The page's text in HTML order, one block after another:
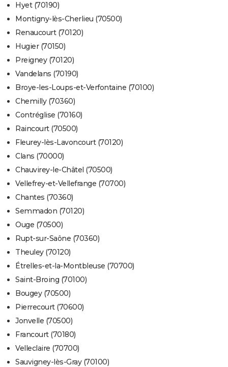
Hyet (70190)
Montigny-lès-Cherlieu (70500)
Renaucourt (70120)
Hugier (70150)
Preigney (70120)
Vandelans (70190)
Broye-les-Loups-et-Verfontaine (70100)
Chemilly (70360)
Contréglise (70160)
Raincourt (70500)
Fleurey-lès-Lavoncourt (70120)
Clans (70000)
Chauvirey-le-Châtel (70500)
Vellefrey-et-Vellefrange (70700)
Chantes (70360)
Semmadon (70120)
Ouge (70500)
Rupt-sur-Saône (70360)
Theuley (70120)
Étrelles-et-la-Montbleuse (70700)
Saint-Broing (70100)
Bougey (70500)
Pierrecourt (70600)
Jonvelle (70500)
Francourt (70180)
Velleclaire (70700)
Sauvigney-lès-Gray (70100)